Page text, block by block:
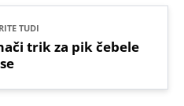
TUDI
trik za pik čebele